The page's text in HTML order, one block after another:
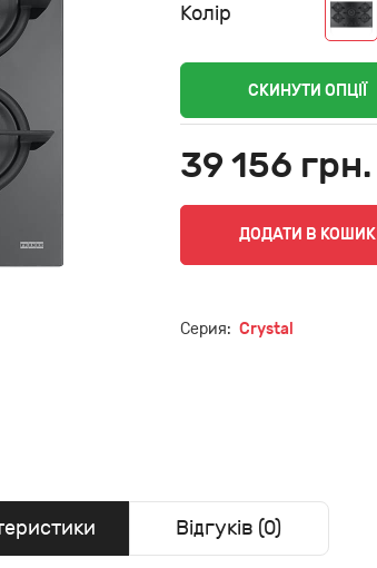
Колір
СКИНУТИ ОПЦІЇ
39 156 грн.
ДОДАТИ В КОШИК
Серия: Crystal
Відгуків (0)